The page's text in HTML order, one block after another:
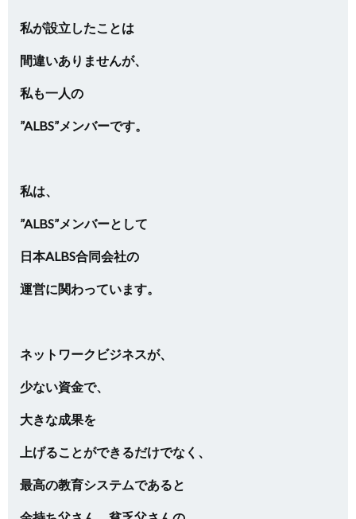
私が設立したことは
間違いありませんが、
私も一人の
”ALBS”メンバーです。
私は、
”ALBS”メンバーとして
日本ALBS合同会社の
運営に関わっています。
ネットワークビジネスが、
少ない資金で、
大きな成果を
上げることができるだけでなく、
最高の教育システムであると